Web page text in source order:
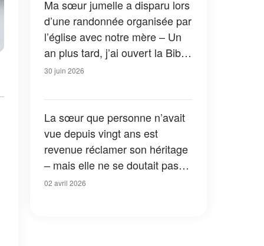
Ma sœur jumelle a disparu lors
d’une randonnée organisée par
l’église avec notre mère – Un
an plus tard, j’ai ouvert la Bible
de notre mère et j’ai découvert
30 juin 2026
La sœur que personne n’avait
vue depuis vingt ans est
revenue réclamer son héritage
– mais elle ne se doutait pas
qu’elle tombait dans un piège
02 avril 2026